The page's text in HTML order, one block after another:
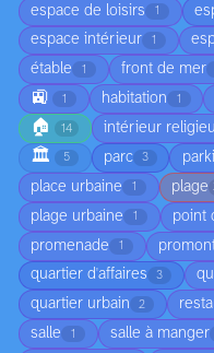
espace de loisirs 1
espace intérieur 1
étable 1 front de mer
🚉 1 habitation 1
🏠 14 intérieur
🏛️ 5 parc 3
place urbaine 1 plage
plage urbaine 1 point
promenade 1
quartier d'affaires 3
quartier urbain 2
salle 1 salle à manger